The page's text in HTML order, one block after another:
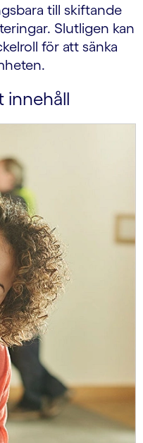
till skiftande
Slutligen kan
för att sänka
innehåll